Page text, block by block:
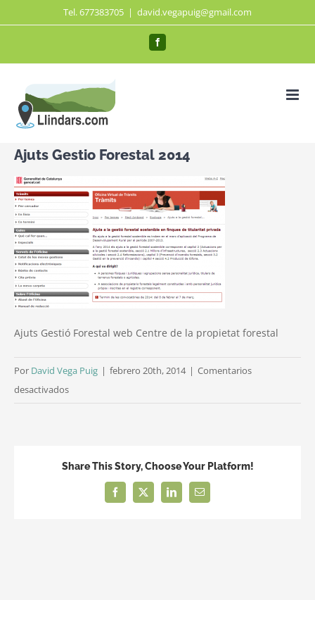
al
Tel. 677383705 | david.vegapuig@gmail.com
Facebook
Ajuts Gestio Forestal 2014
Ajuts Gestió Forestal web Centre de la propietat forestal
Por David Vega Puig | febrero 20th, 2014 | Comentarios
desactivadosen
2014
Share This Story, Choose Your Platform!
Facebook
X LinkedInCorreo
electrónico